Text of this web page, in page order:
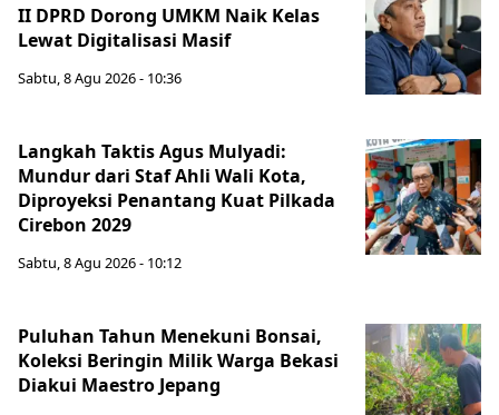
II DPRD Dorong UMKM Naik Kelas
Lewat Digitalisasi Masif
Sabtu, 8 Agu 2026 - 10:36
Langkah Taktis Agus Mulyadi:
Mundur dari Staf Ahli Wali Kota,
Diproyeksi Penantang Kuat Pilkada
Cirebon 2029
Sabtu, 8 Agu 2026 - 10:12
Puluhan Tahun Menekuni Bonsai,
Koleksi Beringin Milik Warga Bekasi
Diakui Maestro Jepang